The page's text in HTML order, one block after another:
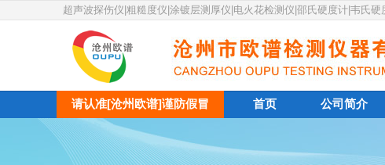
超声波探伤仪|粗糙度仪|涂镀层测厚仪|电火花检测仪|邵氏硬度计|韦氏硬
请认准[沧州欧谱]谨防假冒 首页 公司简介